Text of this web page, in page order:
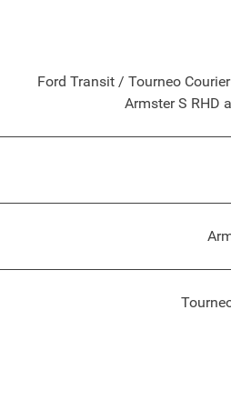
Ford Transit / Tourneo
Armster S RHD